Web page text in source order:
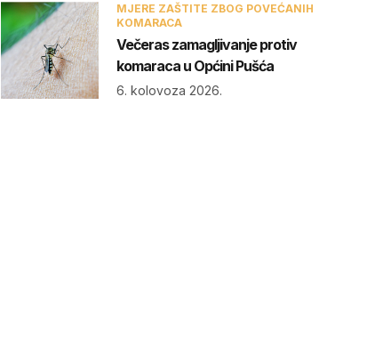
MJERE ZAŠTITE ZBOG POVEĆANIH
KOMARACA
Večeras zamagljivanje protiv
komaraca u Općini Pušća
6. kolovoza 2026.